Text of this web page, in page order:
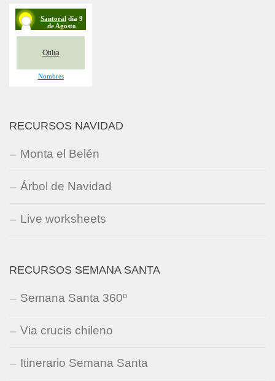
RECURSOS NAVIDAD
Monta el Belén
Árbol de Navidad
Live worksheets
RECURSOS SEMANA SANTA
Semana Santa 360º
Via crucis chileno
Itinerario Semana Santa